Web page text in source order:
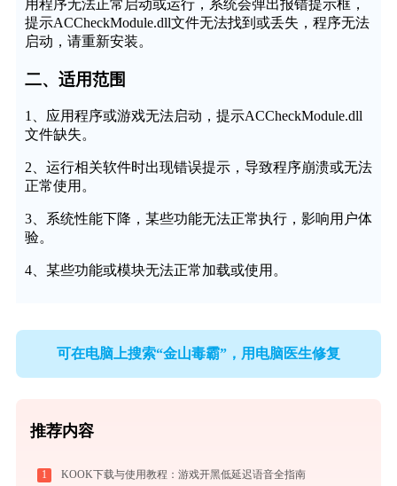
用程序无法正常启动或运行，系统会弹出报错提示框，
提示ACCheckModule.dll文件无法找到或丢失，程序无法
启动，请重新安装。
二、适用范围
1、应用程序或游戏无法启动，提示ACCheckModule.dll
文件缺失。
2、运行相关软件时出现错误提示，导致程序崩溃或无法
正常使用。
3、系统性能下降，某些功能无法正常执行，影响用户体
验。
4、某些功能或模块无法正常加载或使用。
可在电脑上搜索“金山毒霸”，用电脑医生修复
推荐内容
1 KOOK下载与使用教程：游戏开黑低延迟语音全指南